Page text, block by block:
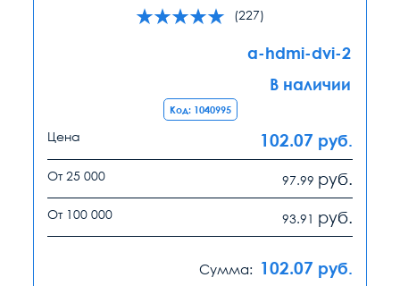
(227)
a-hdmi-dvi-2
В наличии
Код: 1040995
Цена 102.07 руб.
От 25 000 97.99 руб.
От 100 000 93.91 руб.
Сумма: 102.07 руб.